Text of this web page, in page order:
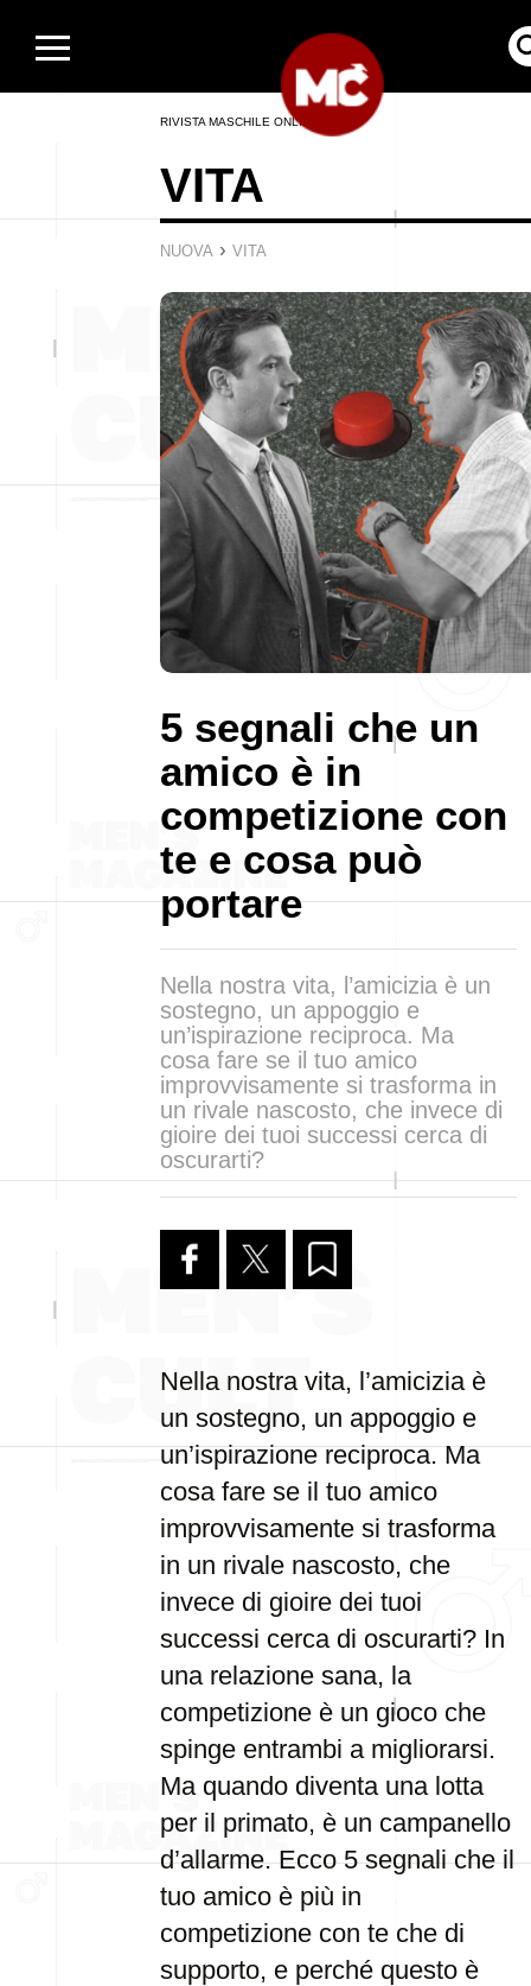
RIVISTA MASCHILE ONLINE
VITA
NUOVA › VITA
5 segnali che un
amico è in
competizione con
te e cosa può
portare
Nella nostra vita, l’amicizia è un
sostegno, un appoggio e
un’ispirazione reciproca. Ma
cosa fare se il tuo amico
improvvisamente si trasforma in
un rivale nascosto, che invece di
gioire dei tuoi successi cerca di
oscurarti?
Nella nostra vita, l’amicizia è
un sostegno, un appoggio e
un’ispirazione reciproca. Ma
cosa fare se il tuo amico
improvvisamente si trasforma
in un rivale nascosto, che
invece di gioire dei tuoi
successi cerca di oscurarti? In
una relazione sana, la
competizione è un gioco che
spinge entrambi a migliorarsi.
Ma quando diventa una lotta
per il primato, è un campanello
d’allarme. Ecco 5 segnali che il
tuo amico è più in
competizione con te che di
supporto, e perché questo è